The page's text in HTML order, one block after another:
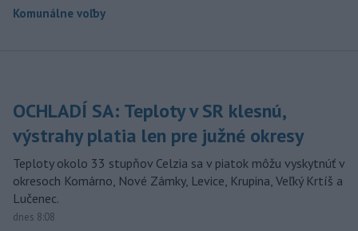
Komunálne voľby
OCHLADÍ SA: Teploty v SR klesnú,
výstrahy platia len pre južné okresy
Teploty okolo 33 stupňov Celzia sa v piatok môžu vyskytnúť v
okresoch Komárno, Nové Zámky, Levice, Krupina, Veľký Krtíš a
Lučenec.
dnes 8:08